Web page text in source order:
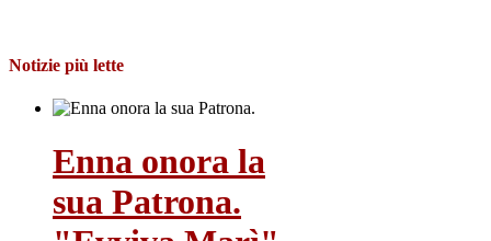
Notizie più lette
Enna onora la
sua Patrona.